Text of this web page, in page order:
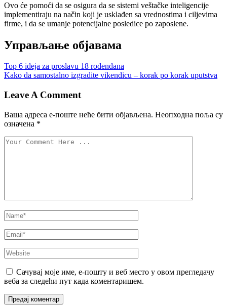
Ovo će pomoći da se osigura da se sistemi veštačke inteligencije
implementiraju na način koji je usklađen sa vrednostima i ciljevima
firme, i da se umanje potencijalne posledice po zaposlene.
Управљање објавама
Top 6 ideja za proslavu 18 rođendana
Kako da samostalno izgradite vikendicu – korak po korak uputstva
Leave A Comment
Ваша адреса е-поште неће бити објављена. Неопходна поља су
означена *
Сачувај моје име, е-пошту и веб место у овом прегледачу
веба за следећи пут када коментаришем.